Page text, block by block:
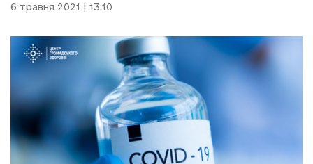
6 травня 2021 | 13:10